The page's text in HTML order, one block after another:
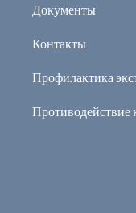
Документы
Контакты
Профилактика
Противодействие